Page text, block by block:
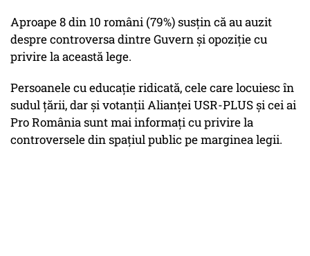
Aproape 8 din 10 români (79%) susțin că au auzit
despre controversa dintre Guvern și opoziție cu
privire la această lege.
Persoanele cu educație ridicată, cele care locuiesc în
sudul țării, dar și votanții Alianței USR-PLUS și cei ai
Pro România sunt mai informați cu privire la
controversele din spațiul public pe marginea legii.